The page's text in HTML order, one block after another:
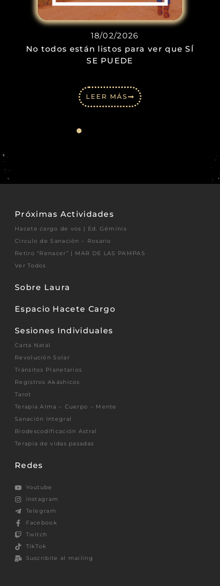
18/02/2026
No todos están listos para ver que SÍ
SE PUEDE
LEER MÁS
Próximas Actividades
Hacete cargo de vos | Ed. Géminis
Circulo de Sanación – Rosario
Retiro “Renacer” | MAR DE LAS PAMPAS
Ver Todos
Sobre Laura
Espacio Hacete Cargo
Sesiones Individuales
Carta Natal
Revolución Solar
Tránsitos Planetarios
Registros Akáshicos
Tarot
Terapia Alma – Cuerpo – Mente
Sanación Integral
Biodescodificación Astral
Terapia de vidas pasadas
Redes
Youtube
Instagram
Telegram
Facebook
Twitch
TikTok
Suscribite al mailing